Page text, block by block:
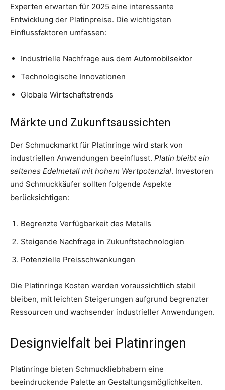
Experten erwarten für 2025 eine interessante
Entwicklung der Platinpreise. Die wichtigsten
Einflussfaktoren umfassen:
Industrielle Nachfrage aus dem Automobilsektor
Technologische Innovationen
Globale Wirtschaftstrends
Märkte und Zukunftsaussichten
Der Schmuckmarkt für Platinringe wird stark von
industriellen Anwendungen beeinflusst. Platin bleibt ein
seltenes Edelmetall mit hohem Wertpotenzial. Investoren
und Schmuckkäufer sollten folgende Aspekte
berücksichtigen:
Begrenzte Verfügbarkeit des Metalls
Steigende Nachfrage in Zukunftstechnologien
Potenzielle Preisschwankungen
Die Platinringe Kosten werden voraussichtlich stabil
bleiben, mit leichten Steigerungen aufgrund begrenzter
Ressourcen und wachsender industrieller Anwendungen.
Designvielfalt bei Platinringen
Platinringe bieten Schmuckliebhabern eine
beeindruckende Palette an Gestaltungsmöglichkeiten.